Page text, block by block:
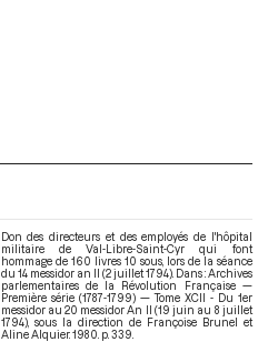
Don des directeurs et des employés de l'hôpital
militaire de Val-Libre-Saint-Cyr qui font
hommage de 160 livres 10 sous, lors de la séance
du 14 messidor an II (2 juillet 1794). Dans : Archives
parlementaires de la Révolution Française —
Première série (1787-1799) — Tome XCII - Du 1er
messidor au 20 messidor An II (19 juin au 8 juillet
1794), sous la direction de Françoise Brunel et
Aline Alquier. 1980. p. 339.